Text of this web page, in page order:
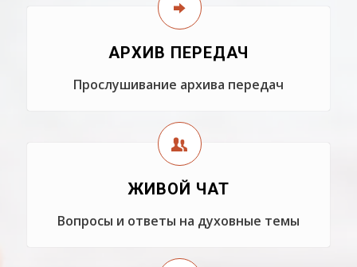
АРХИВ ПЕРЕДАЧ
Прослушивание архива передач
ЖИВОЙ ЧАТ
Вопросы и ответы на духовные темы